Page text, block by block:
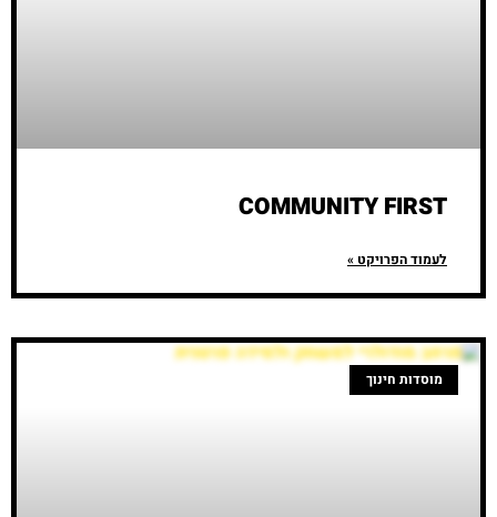
COMMUNITY FIRST
לעמוד הפרויקט »
מוסדות חינוך